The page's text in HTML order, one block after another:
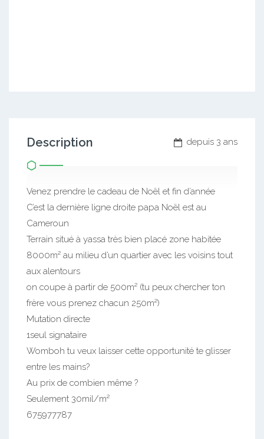
depuis 3 ans
Description
Venez prendre le cadeau de Noël et fin d’année
C’est la dernière ligne droite papa Noël est au
Cameroun
Terrain situé à yassa très bien placé zone habitée
8000m² au milieu d’un quartier avec les voisins tout
aux alentours
on coupe à partir de 500m² (tu peux chercher ton
frère vous prenez chacun 250m²)
Mutation directe
1seul signataire
Womboh tu veux laisser cette opportunité te glisser
entre les mains?
Au prix de combien même ?
Seulement 30mil/m²
675977787